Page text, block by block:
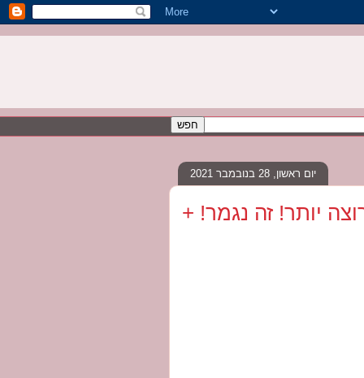
יום ראשון, 28 בנובמבר 2021
יותר! זה נגמר! +